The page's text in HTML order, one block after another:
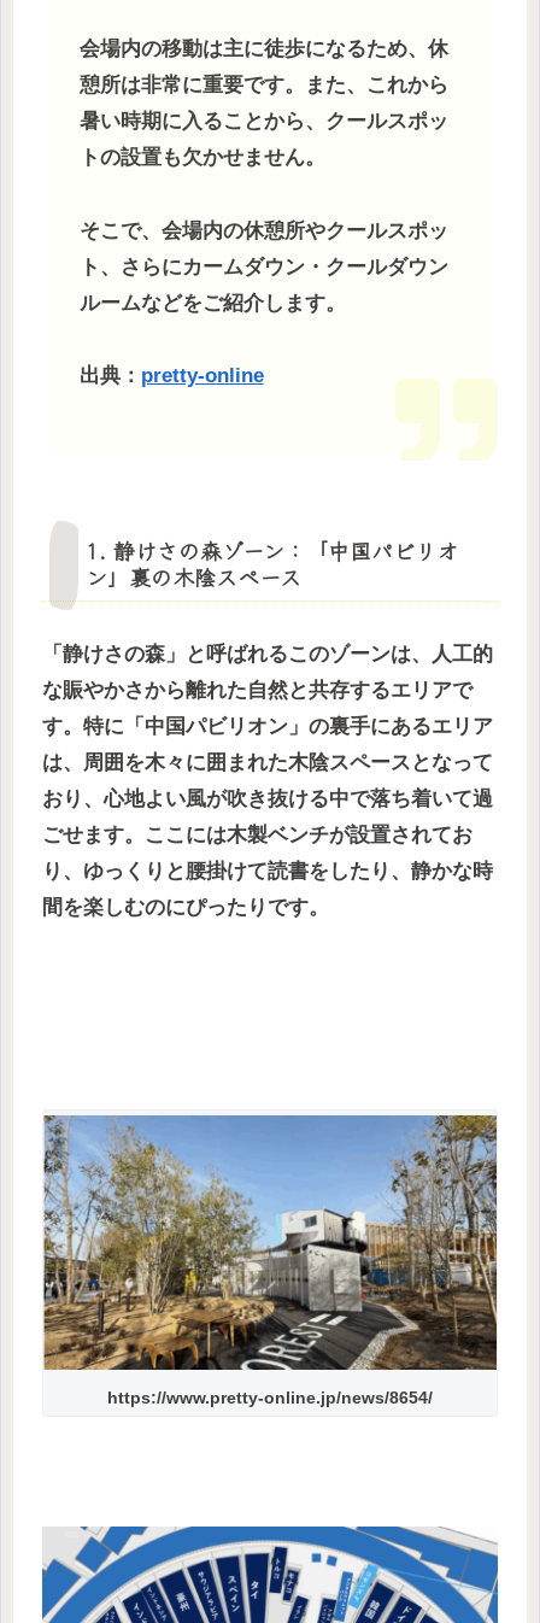
会場内の移動は主に徒歩になるため、休
憩所は非常に重要です。また、これから
暑い時期に入ることから、クールスポッ
トの設置も欠かせません。
そこで、会場内の休憩所やクールスポッ
ト、さらにカームダウン・クールダウン
ルームなどをご紹介します。
出典： pretty-online
1. 静けさの森ゾーン：「中国パビリオ
ン」裏の木陰スペース
「静けさの森」と呼ばれるこのゾーンは、人工的
な賑やかさから離れた自然と共存するエリアで
す。特に「中国パビリオン」の裏手にあるエリア
は、周囲を木々に囲まれた木陰スペースとなって
おり、心地よい風が吹き抜ける中で落ち着いて過
ごせます。ここには木製ベンチが設置されてお
り、ゆっくりと腰掛けて読書をしたり、静かな時
間を楽しむのにぴったりです。
https://www.pretty-online.jp/news/8654/